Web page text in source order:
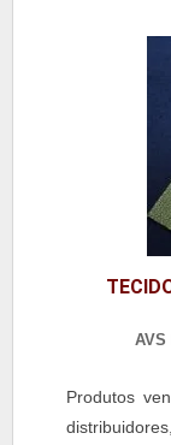
AVS
Produtos